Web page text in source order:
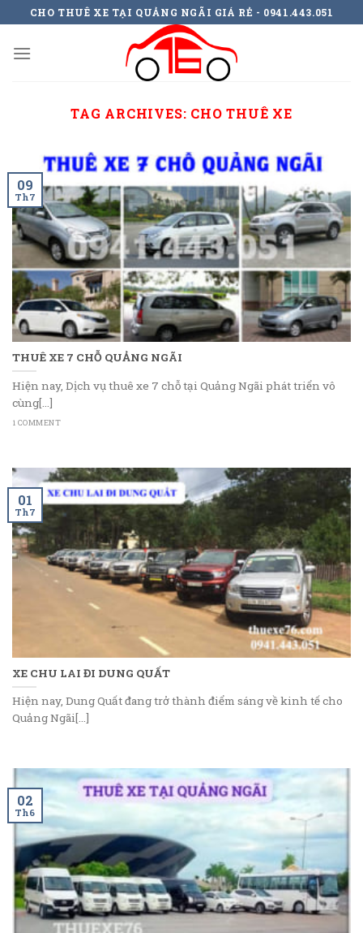
to
content
CHO THUÊ XE TẠI QUẢNG NGÃI GIÁ RẺ - 0941.443.051
TAG ARCHIVES: CHO THUÊ XE
THUÊ XE 7 CHỖ QUẢNG NGÃI
Hiện nay, Dịch vụ thuê xe 7 chỗ tại Quảng Ngãi phát triển vô
cùng[...]
1 COMMENT
09
Th7
XE CHU LAI ĐI DUNG QUẤT
Hiện nay, Dung Quất đang trở thành điểm sáng về kinh tế cho
Quảng Ngãi[...]
01
Th7
02
Th6